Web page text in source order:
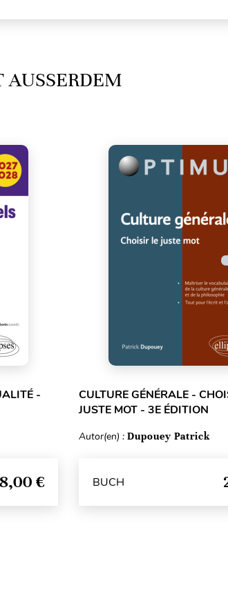
-
€
CULTURE GÉNÉRALE -
JUSTE MOT - 3E ÉDITION
Autor(en) : Dupouey Patrick
BUCH